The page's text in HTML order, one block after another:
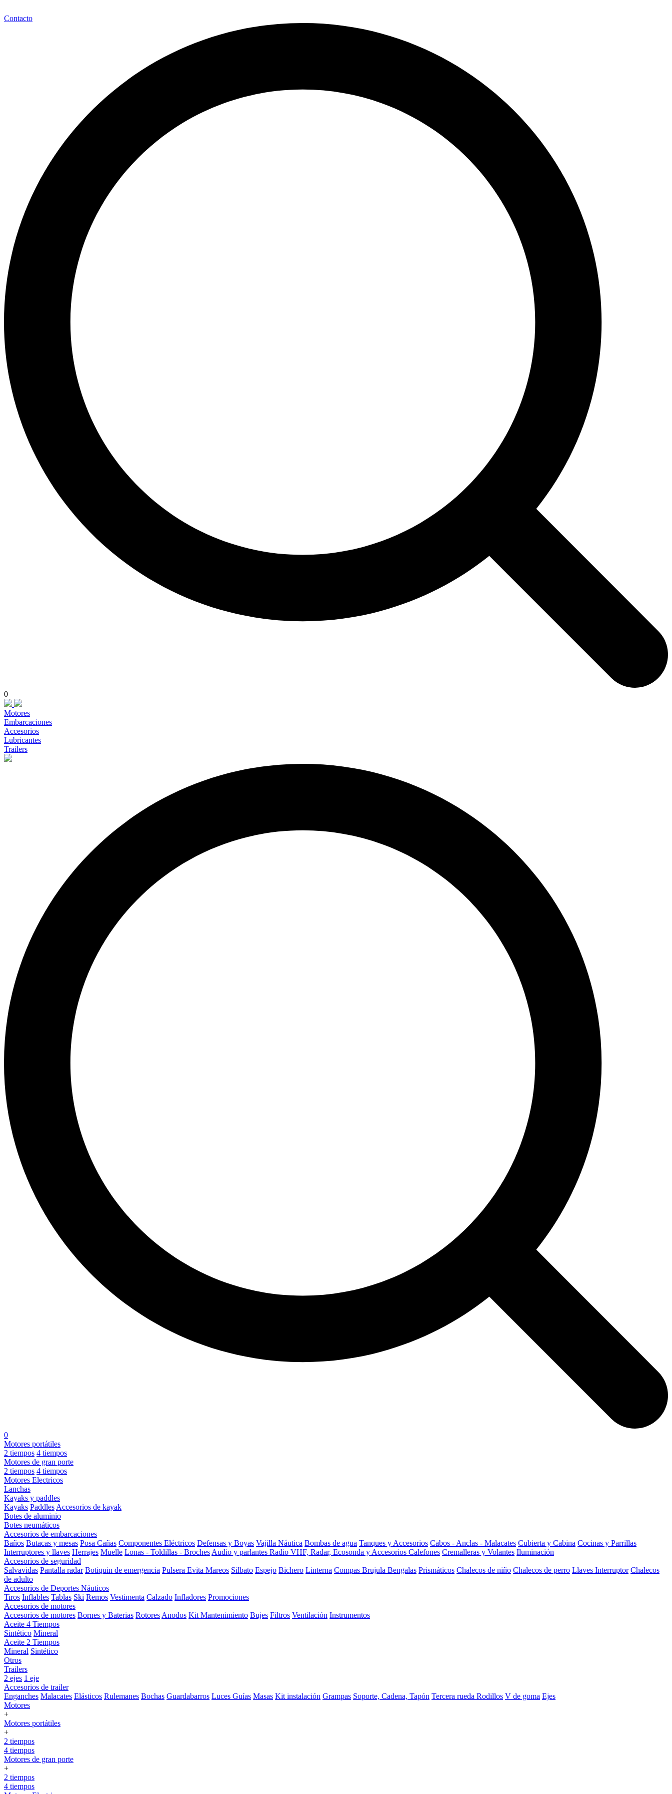
Contacto
0
Motores
Embarcaciones
Accesorios
Lubricantes
Trailers
0
Motores portátiles
2 tiempos 4 tiempos
Motores de gran porte
2 tiempos 4 tiempos
Motores Electricos
Lanchas
Kayaks y paddles
Kayaks Paddles Accesorios de kayak
Botes de aluminio
Botes neumáticos
Accesorios de embarcaciones
Baños Butacas y mesas Posa Cañas Componentes Eléctricos Defensas y Boyas Vajilla Náutica Bombas de agua Tanques y Accesorios Cabos - Anclas - Malacates Cubierta y Cabina Cocinas y Parrillas
Interruptores y llaves Herrajes Muelle Lonas - Toldillas - Broches Audio y parlantes Radio VHF, Radar, Ecosonda y Accesorios Calefones Cremalleras y Volantes Iluminación
Accesorios de seguridad
Salvavidas Pantalla radar Botiquin de emergencia Pulsera Evita Mareos Silbato Espejo Bichero Linterna Compas Brujula Bengalas Prismáticos Chalecos de niño Chalecos de perro Llaves Interruptor Chalecos
de adulto
Accesorios de Deportes Náuticos
Tiros Inflables Tablas Ski Remos Vestimenta Calzado Infladores Promociones
Accesorios de motores
Accesorios de motores Bornes y Baterias Rotores Anodos Kit Mantenimiento Bujes Filtros Ventilación Instrumentos
Aceite 4 Tiempos
Sintético Mineral
Aceite 2 Tiempos
Mineral Sintético
Otros
Trailers
2 ejes 1 eje
Accesorios de trailer
Enganches Malacates Elásticos Rulemanes Bochas Guardabarros Luces Guías Masas Kit instalación Grampas Soporte, Cadena, Tapón Tercera rueda Rodillos V de goma Ejes
Motores
+
Motores portátiles
+
2 tiempos
4 tiempos
Motores de gran porte
+
2 tiempos
4 tiempos